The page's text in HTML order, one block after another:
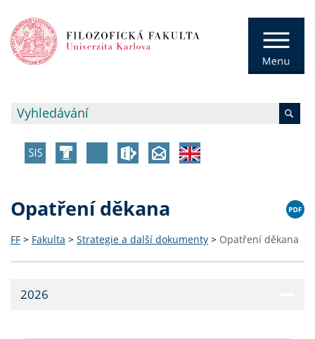
Opatření děkana
FF > Fakulta > Strategie a další dokumenty > Opatření děkana
2026